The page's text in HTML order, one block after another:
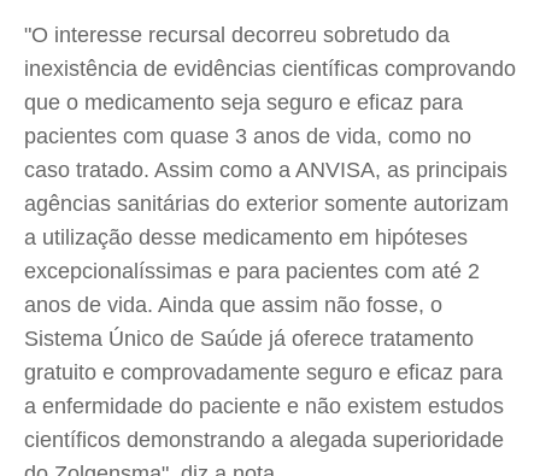
"O interesse recursal decorreu sobretudo da
inexistência de evidências científicas comprovando
que o medicamento seja seguro e eficaz para
pacientes com quase 3 anos de vida, como no
caso tratado. Assim como a ANVISA, as principais
agências sanitárias do exterior somente autorizam
a utilização desse medicamento em hipóteses
excepcionalíssimas e para pacientes com até 2
anos de vida. Ainda que assim não fosse, o
Sistema Único de Saúde já oferece tratamento
gratuito e comprovadamente seguro e eficaz para
a enfermidade do paciente e não existem estudos
científicos demonstrando a alegada superioridade